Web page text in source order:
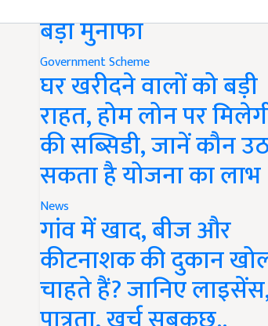
बड़ा मुनाफा
Government Scheme
घर खरीदने वालों को बड़ी
राहत, होम लोन पर
की सब्सिडी, जानें कौन
सकता है योजना का लाभ
News
गांव में खाद, बीज और
कीटनाशक की दुकान
चाहते हैं? जानिए